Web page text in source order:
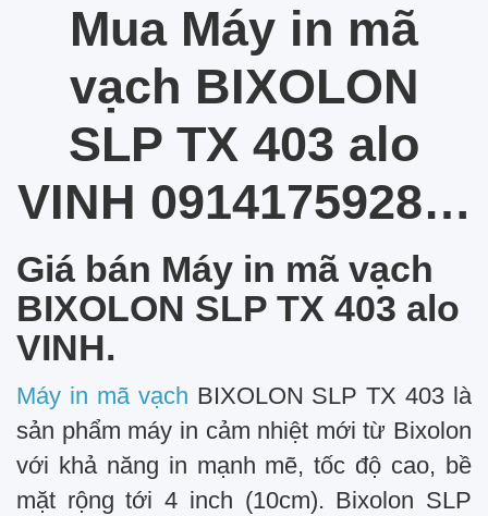
Mua Máy in mã
vạch BIXOLON
SLP TX 403 alo
VINH 0914175928…
Giá bán Máy in mã vạch
BIXOLON SLP TX 403 alo
VINH.
Máy in mã vạch BIXOLON SLP TX 403 là
sản phẩm máy in cảm nhiệt mới từ Bixolon
với khả năng in mạnh mẽ, tốc độ cao, bề
mặt rộng tới 4 inch (10cm). Bixolon SLP